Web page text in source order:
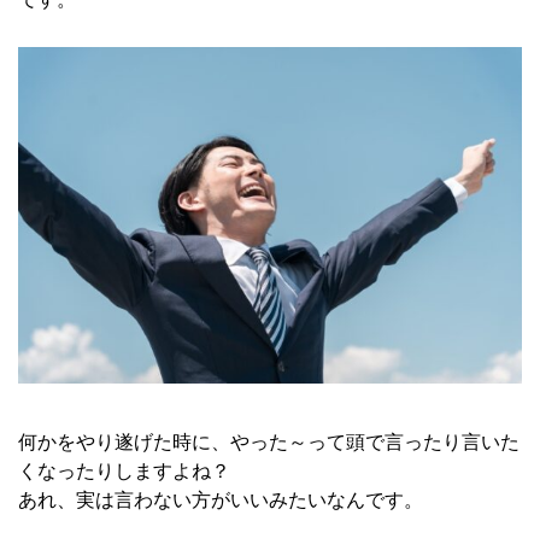
何かをやり遂げた時に、やった～って頭で言ったり言いた
くなったりしますよね？
あれ、実は言わない方がいいみたいなんです。